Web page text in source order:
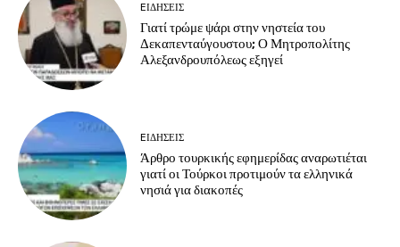
EΙΔΗΣΕΙΣ
Γιατί τρώμε ψάρι στην νηστεία του
Δεκαπενταύγουστου; Ο Μητροπολίτης
Αλεξανδρουπόλεως εξηγεί
EΙΔΗΣΕΙΣ
Άρθρο τουρκικής εφημερίδας αναρωτιέται
γιατί οι Τούρκοι προτιμούν τα ελληνικά
νησιά για διακοπές